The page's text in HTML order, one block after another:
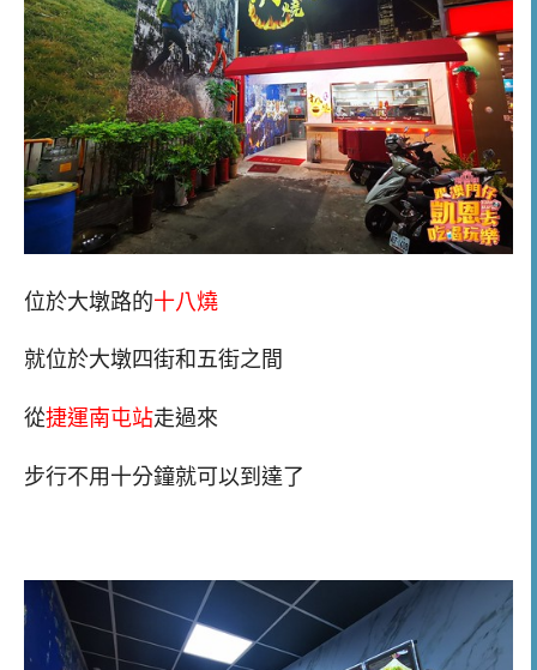
位於大墩路的十八燒
就位於大墩四街和五街之間
從捷運南屯站走過來
步行不用十分鐘就可以到達了